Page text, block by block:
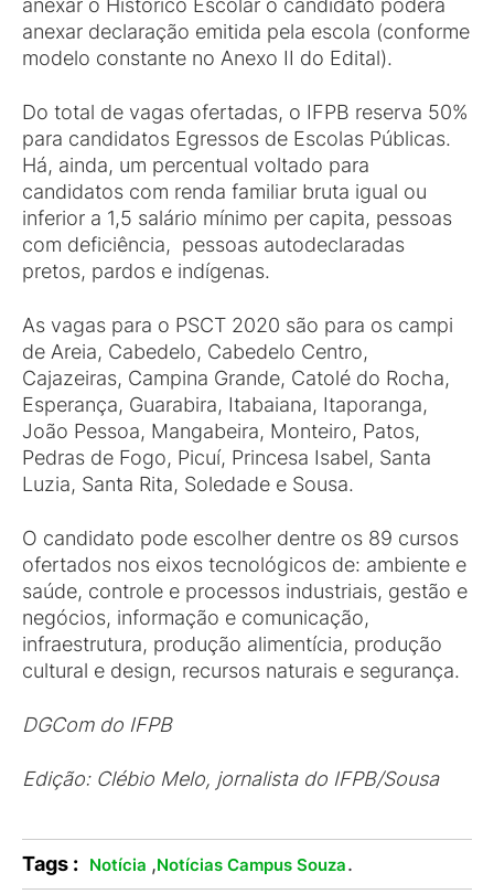
anexar o Histórico Escolar o candidato poderá
anexar declaração emitida pela escola (conforme
modelo constante no Anexo II do Edital).
Do total de vagas ofertadas, o IFPB reserva 50%
para candidatos Egressos de Escolas Públicas.
Há, ainda, um percentual voltado para
candidatos com renda familiar bruta igual ou
inferior a 1,5 salário mínimo per capita, pessoas
com deficiência, pessoas autodeclaradas
pretos, pardos e indígenas.
As vagas para o PSCT 2020 são para os campi
de Areia, Cabedelo, Cabedelo Centro,
Cajazeiras, Campina Grande, Catolé do Rocha,
Esperança, Guarabira, Itabaiana, Itaporanga,
João Pessoa, Mangabeira, Monteiro, Patos,
Pedras de Fogo, Picuí, Princesa Isabel, Santa
Luzia, Santa Rita, Soledade e Sousa.
O candidato pode escolher dentre os 89 cursos
ofertados nos eixos tecnológicos de: ambiente e
saúde, controle e processos industriais, gestão e
negócios, informação e comunicação,
infraestrutura, produção alimentícia, produção
cultural e design, recursos naturais e segurança.
DGCom do IFPB
Edição: Clébio Melo, jornalista do IFPB/Sousa
Tags : Notícia ,Notícias Campus Souza.